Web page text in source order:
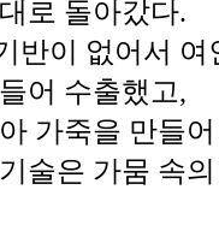
로 돌아갔다.
반이 없어서
어 수출했고,
가죽을 만들
술은 가뭄 속